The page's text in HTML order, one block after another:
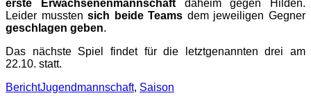
erste Erwachsenenmannschaftdaheim gegen Hilden.
Leider musstensich beide Teams dem jeweiligen Gegner
geschlagen geben.
Das nächste Spiel findet für die letztgenannten drei am
22.10. statt.
Kategorien
BerichtSchlagworte
Jugendmannschaft, Saison